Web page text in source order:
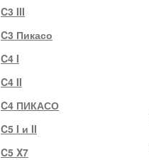
C3 III
C3 Пикасо
C4 I
C4 II
C4 ПИКАСО
C5 I и II
C5 X7